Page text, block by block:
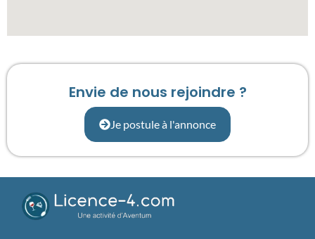
Envie de nous rejoindre ?
Je postule à l'annonce